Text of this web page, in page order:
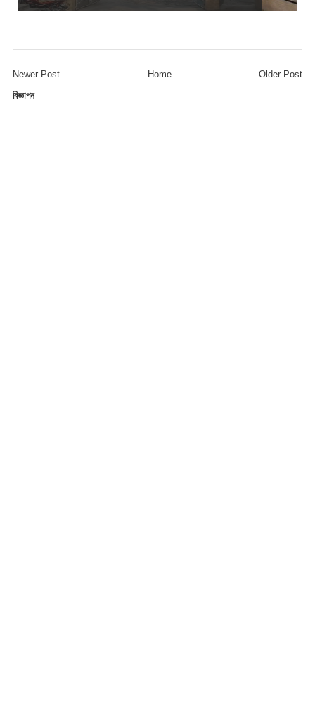
Newer Post Older Post
Home
বিজ্ঞাপন